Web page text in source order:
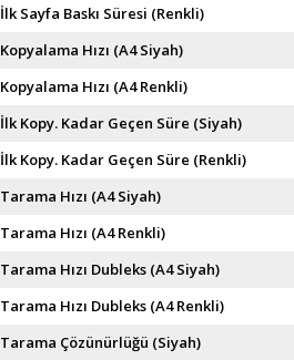
İlk Sayfa Baskı Süresi (Renkli)
Kopyalama Hızı (A4 Siyah)
Kopyalama Hızı (A4 Renkli)
İlk Kopy. Kadar Geçen Süre (Siyah)
İlk Kopy. Kadar Geçen Süre (Renkli)
Tarama Hızı (A4 Siyah)
Tarama Hızı (A4 Renkli)
Tarama Hızı Dubleks (A4 Siyah)
Tarama Hızı Dubleks (A4 Renkli)
Tarama Çözünürlüğü (Siyah)